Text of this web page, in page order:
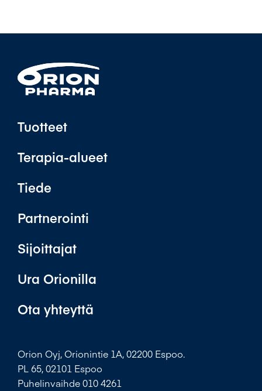
Tuotteet
Terapia-alueet
Tiede
Partnerointi
Sijoittajat
Ura Orionilla
Ota yhteyttä
Orion Oyj, Orionintie 1A, 02200 Espoo.
PL 65, 02101 Espoo
Puhelinvaihde 010 4261